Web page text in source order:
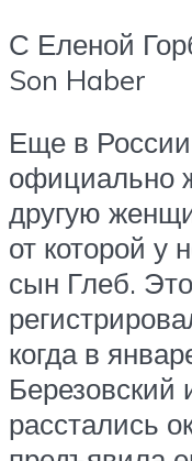
С Еленой
Son Haber
Еще в России
официально
другую
от которой у
сын Глеб.
когда в
Березовский
расстались